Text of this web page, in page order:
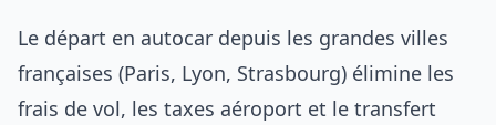
Le départ en autocar depuis les grandes villes
françaises (Paris, Lyon, Strasbourg) élimine les
frais de vol, les taxes aéroport et le transfert